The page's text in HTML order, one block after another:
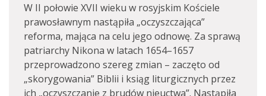
W II połowie XVII wieku w rosyjskim Kościele
prawosławnym nastąpiła „oczyszczająca”
reforma, mająca na celu jego odnowę. Za sprawą
patriarchy Nikona w latach 1654–1657
przeprowadzono szereg zmian – zaczęto od
„skorygowania” Biblii i ksiąg liturgicznych przez
ich „oczyszczanie z brudów nieuctwa”. Nastąpiła